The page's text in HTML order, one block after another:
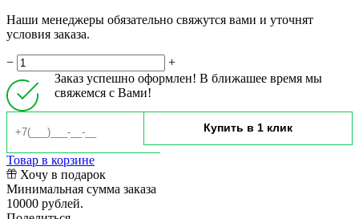
Наши менеджеры обязательно свяжутся вами и уточнят
условия заказа.
−
+
Заказ успешно оформлен! В ближашее время мы
свяжемся с Вами!
Товар в корзине
Хочу в подарок
Минимальная сумма заказа
10000 рублей.